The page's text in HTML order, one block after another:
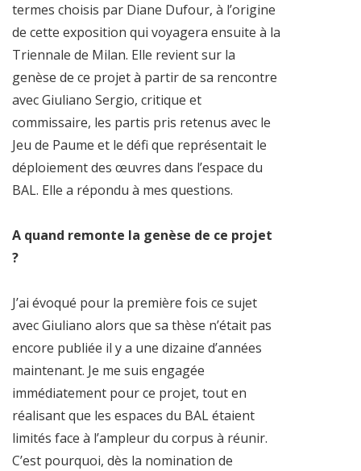
termes choisis par Diane Dufour, à l’origine
de cette exposition qui voyagera ensuite à la
Triennale de Milan. Elle revient sur la
genèse de ce projet à partir de sa rencontre
avec Giuliano Sergio, critique et
commissaire, les partis pris retenus avec le
Jeu de Paume et le défi que représentait le
déploiement des œuvres dans l’espace du
BAL. Elle a répondu à mes questions.
A quand remonte la genèse de ce projet
?
J’ai évoqué pour la première fois ce sujet
avec Giuliano alors que sa thèse n’était pas
encore publiée il y a une dizaine d’années
maintenant. Je me suis engagée
immédiatement pour ce projet, tout en
réalisant que les espaces du BAL étaient
limités face à l’ampleur du corpus à réunir.
C’est pourquoi, dès la nomination de